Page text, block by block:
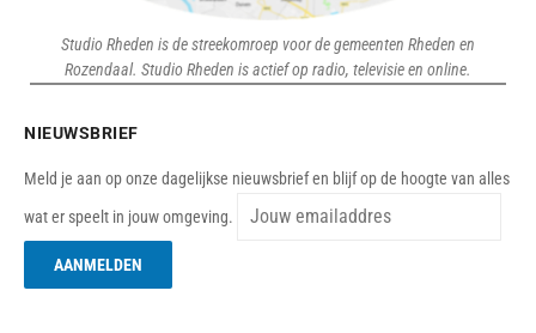
Studio Rheden is de streekomroep voor de gemeenten Rheden en
Rozendaal. Studio Rheden is actief op radio, televisie en online.
NIEUWSBRIEF
Meld je aan op onze dagelijkse nieuwsbrief en blijf op de hoogte van alles
wat er speelt in jouw omgeving.